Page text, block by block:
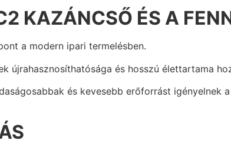
KAZÁNCSŐ ÉS A
a modern ipari termelésben.
újrahasznosíthatósága és hosszú élettartama
és kevesebb erőforrást